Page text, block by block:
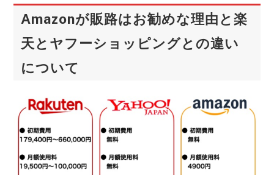
Amazonが販路はお勧めな理由と楽
天とヤフーショッピングとの違い
について